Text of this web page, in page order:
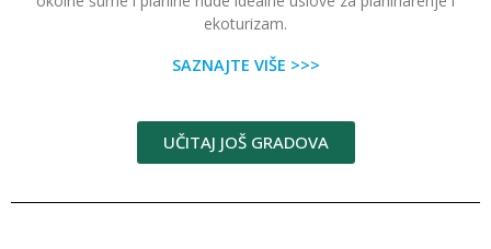
ekoturizam.
SAZNAJTE VIŠE >>>
UČITAJ JOŠ GRADOVA